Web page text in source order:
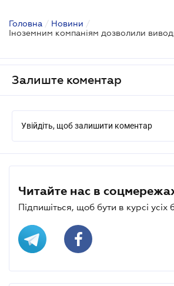
Головна / Новини /
Залиште коментар
Увійдіть, щоб залишити коментар
Читайте нас в
Підпишіться, щоб бути в курсі усіх